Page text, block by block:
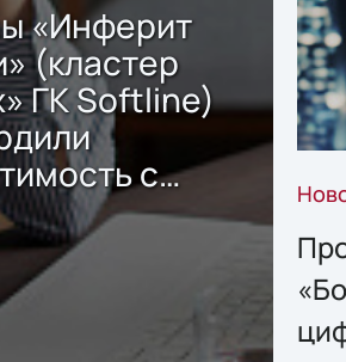
«Инферит
(кластер
ГК Softline)
с
Sharx
для
данных